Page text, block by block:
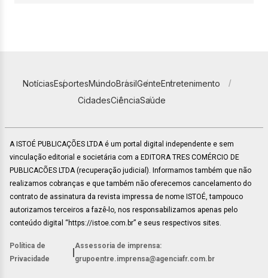
NotíciasEsportesMundoBrasilGenteEntretenimento
CidadesCiênciaSaúde
A ISTOÉ PUBLICAÇÕES LTDA é um portal digital independente e sem
vinculação editorial e societária com a EDITORA TRES COMÉRCIO DE
PUBLICACÕES LTDA (recuperação judicial). Informamos também que não
realizamos cobranças e que também não oferecemos cancelamento do
contrato de assinatura da revista impressa de nome ISTOÉ, tampouco
autorizamos terceiros a fazê-lo, nos responsabilizamos apenas pelo
conteúdo digital “https://istoe.com.br” e seus respectivos sites.
Política de
Privacidade
Assessoria de imprensa:
grupoentre.imprensa@agenciafr.com.br